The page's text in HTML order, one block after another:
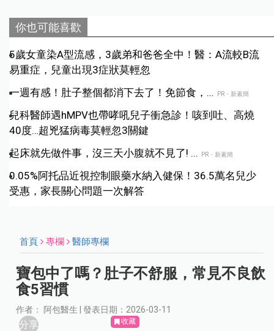
你也可能喜歡
5歲女童染A型流感，3歲弟和爸爸全中！醫：A流較B流
易重症，兒童出現3症狀莫輕忽
一週有感！肚子整個都消下去了！免節食，...
PR・新素簡
兒科醫師遇hMPV也帶哮吼兒子衝急診！咳到吐、高燒
40度…超兇猛病毒莫輕忽3關鍵
起床就先做件事，沒三天小腹就不見了! ...
PR・新素簡
0.05%阿托品近視控制眼藥水納入健保！36.5萬名兒少
受惠，家長關心問題一次解答
首頁 專欄 醫師專欄
寶包中了嗎？肚子不舒服，常見不良飲
食5習慣
作者： 阿包醫生 | 發表日期：2026-03-11
分享 收藏